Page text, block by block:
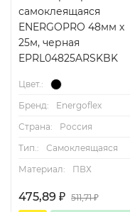
самоклеящаяся
ENERGOPRO 48мм х
25м, черная
EPRL04825ARSKBK
Цвет.:
Бренд:
Energoflex
Страна:
Россия
Тип.:
Самоклеящаяся
Материал:
ПВХ
475,89 ₽ 511,71₽